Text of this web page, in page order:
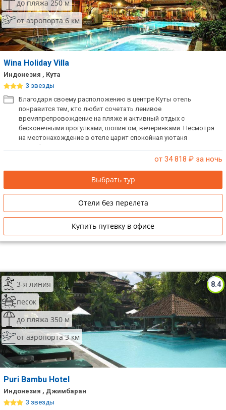
до пляжа 250 м
от аэропорта 6 км
Wina Holiday Villa
Индонезия , Кута
3 звезды
Благодаря своему расположению в центре Куты отель
понравится тем, кто любит сочетать ленивое
времяпрепровождение на пляже и активный отдых с
бесконечными прогулками, шопингом, вечеринками. Несмотря
на местонахождение в отеле царит спокойная уютаня
атмосфера.
от 34 818 ₽ за ночь
Выбрать тур
Отели без перелета
Купить путевку в офисе
8.4
3-я линия
песок
до пляжа 350 м
от аэропорта 3 км
Puri Bambu Hotel
Индонезия , Джимбаран
3 звезды